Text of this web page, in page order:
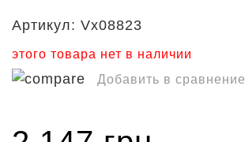
Артикул: Vx08823
этого товара нет в наличии
Добавить в сравнение